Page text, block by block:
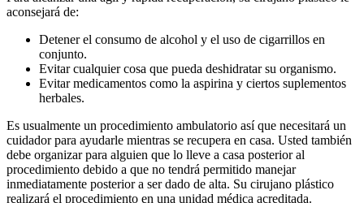
aconsejará de:
Detener el consumo de alcohol y el uso de cigarrillos en
conjunto.
Evitar cualquier cosa que pueda deshidratar su organismo.
Evitar medicamentos como la aspirina y ciertos suplementos
herbales.
Es usualmente un procedimiento ambulatorio así que necesitará un
cuidador para ayudarle mientras se recupera en casa. Usted también
debe organizar para alguien que lo lleve a casa posterior al
procedimiento debido a que no tendrá permitido manejar
inmediatamente posterior a ser dado de alta. Su cirujano plástico
realizará el procedimiento en una unidad médica acreditada.